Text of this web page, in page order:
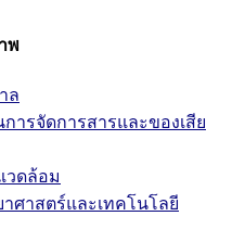
พ
ล
ารจัดการสารและของเสีย
วดล้อม
ศาสตร์และเทคโนโลยี